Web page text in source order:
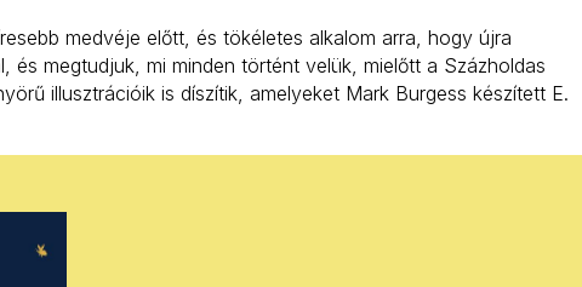
medvéje előtt, és tökéletes alkalom arra, hogy újra
és megtudjuk, mi minden történt velük, mielőtt a Százholdas
illusztrációik is díszítik, amelyeket Mark Burgess készített E.